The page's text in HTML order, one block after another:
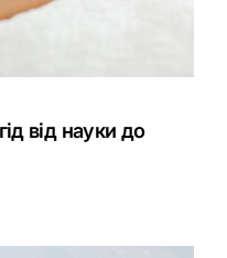
від науки до